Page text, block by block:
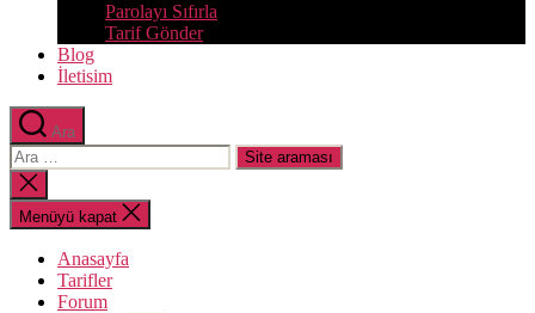
Parolayı Sıfırla
Tarif Gönder
Blog
İletisim
Ara
Arama
yap:
Aramayı
kapat
Menüyü kapat
Anasayfa
Tarifler
Forum